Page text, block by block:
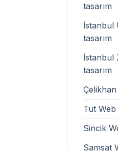
tasarım
İstanbul
tasarım
İstanbul
tasarım
Tut Web
Sincik
Samsat